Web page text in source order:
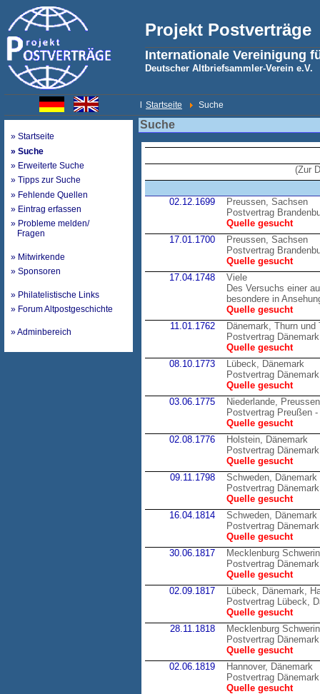
Projekt Postverträge
Internationale Vereinigung
Deutscher Altbriefsammler-Verein e.V.
Startseite Suche
» Startseite
» Suche
» Erweiterte Suche
» Tipps zur Suche
» Fehlende Quellen
» Eintrag erfassen
» Probleme melden/
Fragen
» Mitwirkende
» Sponsoren
» Philatelistische Links
» Forum Altpostgeschichte
» Adminbereich
Suche
(Zur
02.12.1699
Preussen, Sachsen
Postvertrag
Quelle gesucht
17.01.1700
Preussen, Sachsen
Postvertrag
Quelle gesucht
17.04.1748
Viele
Des Versuchs einer
besondere in
Quelle gesucht
11.01.1762
Dänemark, Thurn und
Postvertrag
Quelle gesucht
08.10.1773
Lübeck, Dänemark
Postvertrag
Quelle gesucht
03.06.1775
Niederlande, Preussen
Postvertrag Preußen
Quelle gesucht
02.08.1776
Holstein, Dänemark
Postvertrag
Quelle gesucht
09.11.1798
Schweden, Dänemark
Postvertrag
Quelle gesucht
16.04.1814
Schweden, Dänemark
Postvertrag
Quelle gesucht
30.06.1817
Mecklenburg
Postvertrag
Quelle gesucht
02.09.1817
Lübeck, Dänemark,
Postvertrag Lübeck,
Quelle gesucht
28.11.1818
Mecklenburg
Postvertrag
Quelle gesucht
02.06.1819
Hannover, Dänemark
Postvertrag
Quelle gesucht